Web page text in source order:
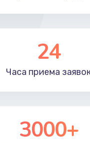
24
Часа приема
3000+